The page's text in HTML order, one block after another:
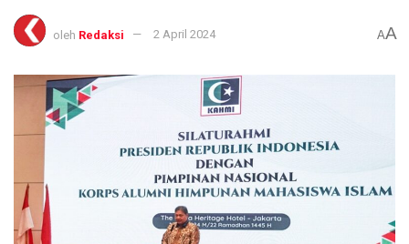
oleh Redaksi 2 April 2024 AA